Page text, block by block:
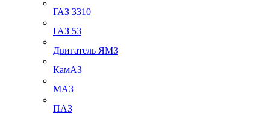
ГАЗ 3310
ГАЗ 53
Двигатель ЯМЗ
КамАЗ
МАЗ
ПАЗ